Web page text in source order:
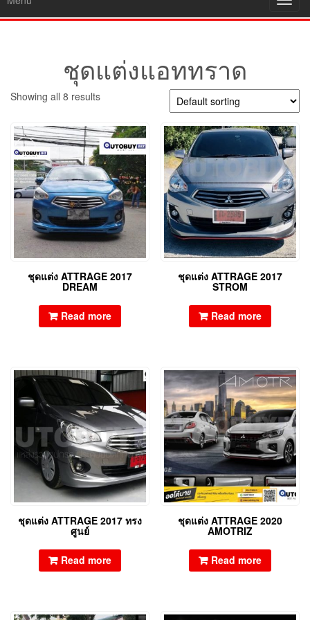
ชุดแต่งแอททราด
Showing all 8 results
ชุดแต่ง ATTRAGE 2017
DREAM
Read more
ชุดแต่ง ATTRAGE 2017
STROM
Read more
ชุดแต่ง ATTRAGE 2017 ทรง
ศูนย์
Read more
ชุดแต่ง ATTRAGE 2020
AMOTRIZ
Read more